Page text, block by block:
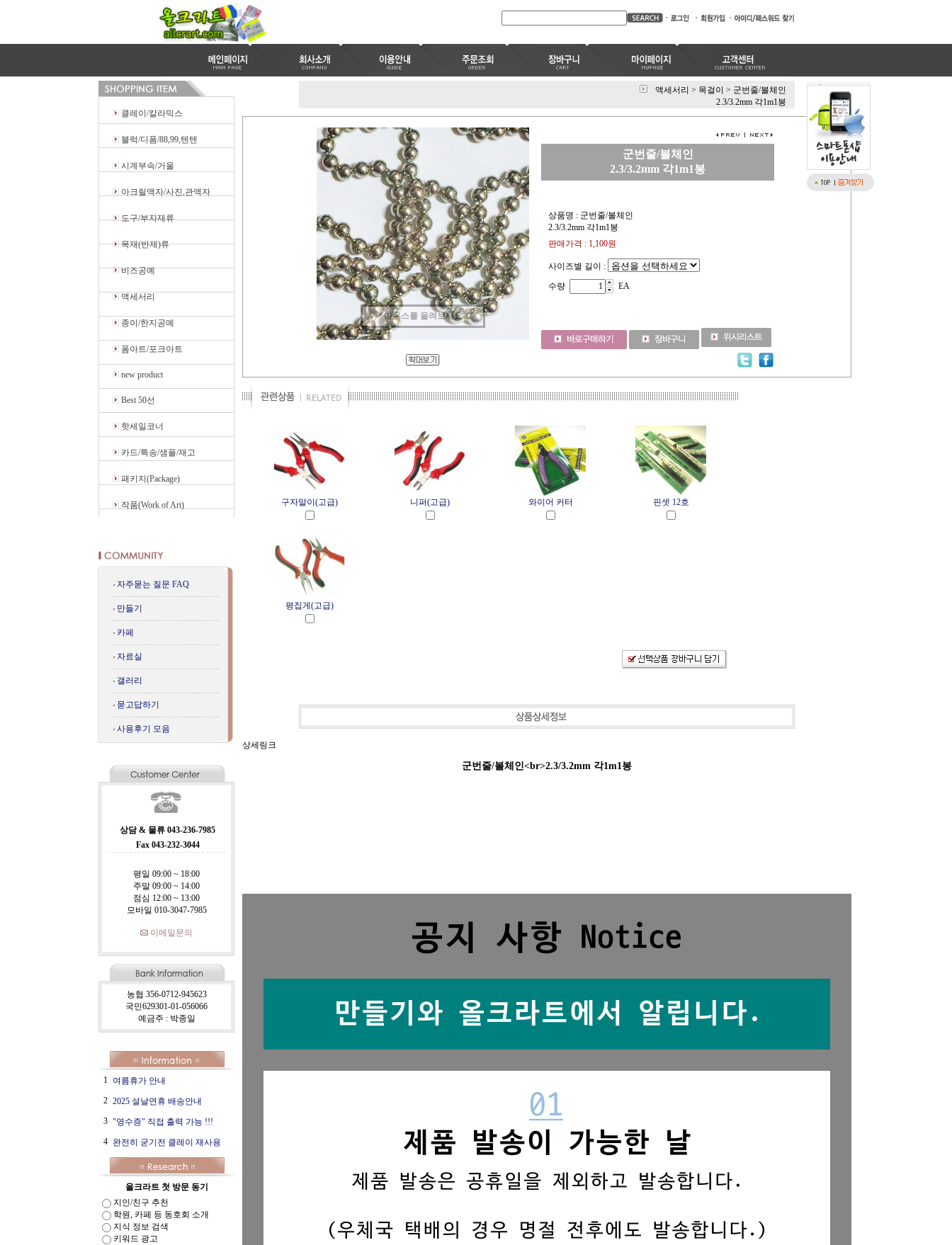
클레이/칼라믹스
블럭/디폼/88,99,텐텐
시계부속/거울
아크릴액자/사진,관액자
도구/부자재류
목재(반제)류
비즈공예
액세서리
종이/한지공예
폼아트/포크아트
new product
Best 50선
핫세일코너
카드/특송/샘플/재고
패키지(Package)
작품(Work of Art)
자주묻는 질문 FAQ
만들기
카페
자료실
갤러리
묻고답하기
사용후기 모음
상담 & 물류 043-236-7985
Fax 043-232-3044
평일 09:00 ~ 18:00
주말 09:00 ~ 14:00
점심 12:00 ~ 13:00
모바일 010-3047-7985
이메일문의
농협 356-0712-945623
국민629301-01-056066
예금주 : 박종일
1 여름휴가 안내
2 2025 설날연휴 배송안내
3 "영수증" 직접 출력 가능 !!!
4 완전히 굳기전 클레이 재사용
올크라트 첫 방문 동기
지인/친구 추천
학원, 카페 등 동호회 소개
지식 정보 검색
키워드 광고
액세서리 > 목걸이 > 군번줄/볼체인
2.3/3.2mm 각1m1봉
마우스를 올려보세요
군번줄/볼체인
2.3/3.2mm 각1m1봉
상품명 : 군번줄/볼체인
2.3/3.2mm 각1m1봉
판매가격 : 1,100원
사이즈별 길이 :
수량
EA
구자말이(고급) 니퍼(고급) 와이어 커터 핀셋 12호
평집게(고급)
상세링크
군번줄/볼체인<br>2.3/3.2mm 각1m1봉